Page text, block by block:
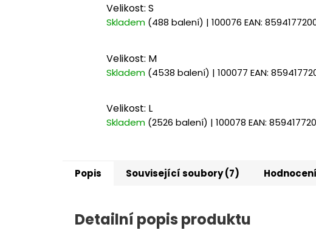
Velikost: S
Skladem (488 balení) | 100076 EAN:
Velikost: M
Skladem (4538 balení) | 100077 EAN:
Velikost: L
Skladem (2526 balení) | 100078 EAN:
Popis Související soubory (7)
Detailní popis produktu